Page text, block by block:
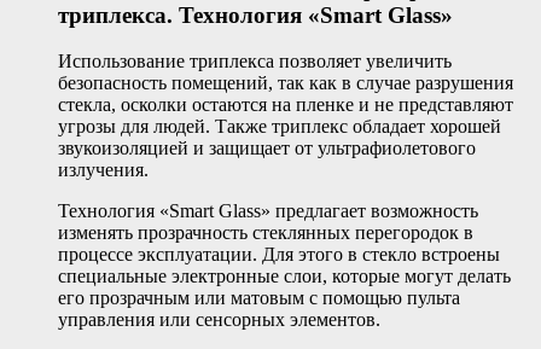
триплекса. Технология «Smart Glass»
Использование триплекса позволяет увеличить
безопасность помещений, так как в случае разрушения
стекла, осколки остаются на пленке и не представляют
угрозы для людей. Также триплекс обладает хорошей
звукоизоляцией и защищает от ультрафиолетового
излучения.
Технология «Smart Glass» предлагает возможность
изменять прозрачность стеклянных перегородок в
процессе эксплуатации. Для этого в стекло встроены
специальные электронные слои, которые могут делать
его прозрачным или матовым с помощью пульта
управления или сенсорных элементов.